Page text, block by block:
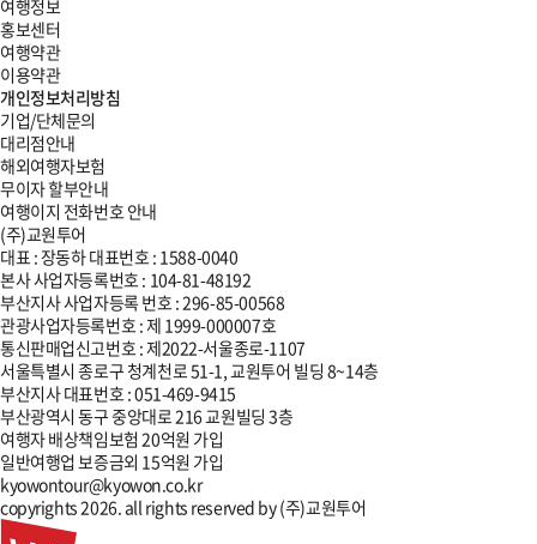
여행정보
홍보센터
여행약관
이용약관
개인정보처리방침
기업/단체문의
대리점안내
해외여행자보험
무이자 할부안내
여행이지 전화번호 안내
(주)교원투어
대표 : 장동하대표번호 : 1588-0040
본사 사업자등록번호 : 104-81-48192
부산지사 사업자등록 번호 : 296-85-00568
관광사업자등록번호 : 제 1999-000007호
통신판매업신고번호 : 제2022-서울종로-1107
서울특별시 종로구 청계천로 51-1, 교원투어 빌딩 8~14층
부산지사대표번호 :051-469-9415
부산광역시 동구 중앙대로 216 교원빌딩 3층
여행자 배상책임보험 20억원 가입
일반여행업 보증금외 15억원 가입
kyowontour@kyowon.co.kr
copyrights 2026. all rights reserved by(주)교원투어